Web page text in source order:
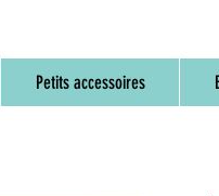
Petits accessoires